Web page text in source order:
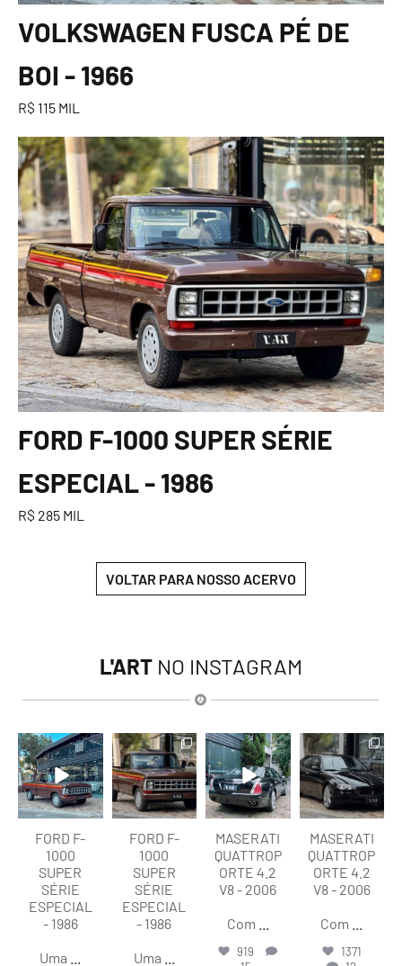
VOLKSWAGEN FUSCA PÉ DE
BOI - 1966
R$ 115 MIL
FORD F-1000 SUPER SÉRIE
ESPECIAL - 1986
R$ 285 MIL
VOLTAR PARA NOSSO ACERVO
L'ART NO INSTAGRAM
lart.br
Ago 7
FORD F-
1000
SUPER
SÉRIE
ESPECIAL
- 1986
Uma
lart.br
Ago 7
FORD F-
1000
SUPER
SÉRIE
ESPECIAL
- 1986
Uma
lart.br
Ago 6
MASERATI
QUATTROP
ORTE 4.2
V8 - 2006
Com
919
lart.br
Ago 6
MASERATI
QUATTROP
ORTE 4.2
V8 - 2006
Com
1371